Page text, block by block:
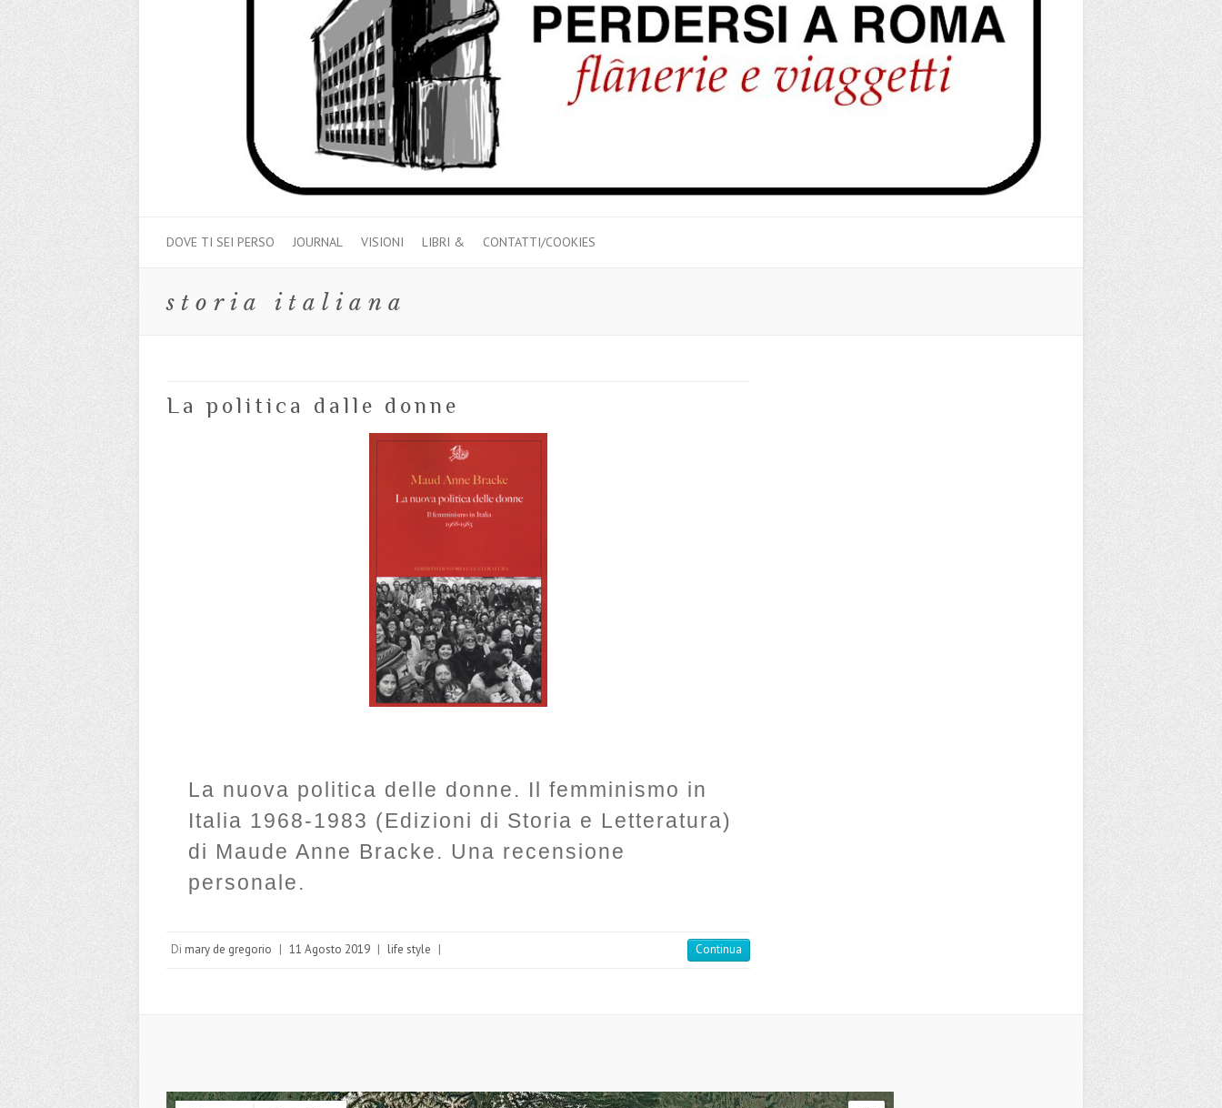
DOVE TI SEI PERSO JOURNAL VISIONI LIBRI & CONTATTI/COOKIES
storia italiana
La politica dalle donne
La nuova politica delle donne. Il femminismo in
Italia 1968-1983 (Edizioni di Storia e Letteratura)
di Maude Anne Bracke. Una recensione
personale.
Di mary de gregorio | 11 Agosto 2019 | life style | Continua